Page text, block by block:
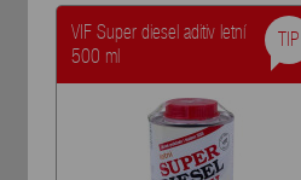
VIF Super diesel aditiv letní
500 ml
TIP